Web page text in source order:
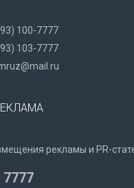
100-7777
103-7777
рекламы и PR-
7777